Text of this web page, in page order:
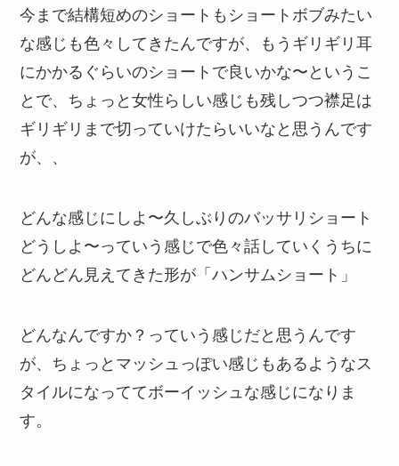
今まで結構短めのショートもショートボブみたい
な感じも色々してきたんですが、もうギリギリ耳
にかかるぐらいのショートで良いかな〜というこ
とで、ちょっと女性らしい感じも残しつつ襟足は
ギリギリまで切っていけたらいいなと思うんです
が、、
どんな感じにしよ〜久しぶりのバッサリショート
どうしよ〜っていう感じで色々話していくうちに
どんどん見えてきた形が「ハンサムショート」
どんなんですか？っていう感じだと思うんです
が、ちょっとマッシュっぽい感じもあるようなス
タイルになっててボーイッシュな感じになりま
す。